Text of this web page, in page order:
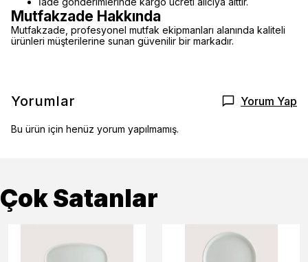
Mutfakzade Hakkında
Mutfakzade, profesyonel mutfak ekipmanları alanında kaliteli
ürünleri müşterilerine sunan güvenilir bir markadır.
Yorumlar Yorum Yap
Bu ürün için henüz yorum yapılmamış.
Çok Satanlar